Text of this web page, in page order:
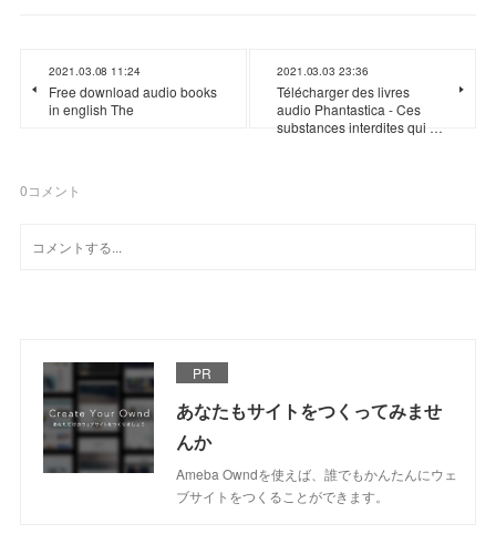
2021.03.08 11:24
Free download audio books
in english The
2021.03.03 23:36
Télécharger des livres
audio Phantastica - Ces
substances interdites qui …
0コメント
PR
あなたもサイトをつくってみませ
んか
Ameba Owndを使えば、誰でもかんたんにウェ
ブサイトをつくることができます。